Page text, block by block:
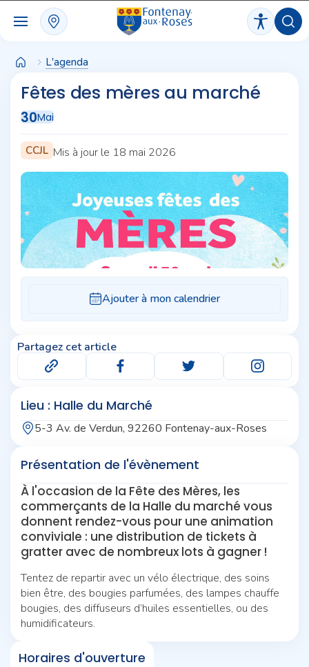
L'agenda
Fêtes des mères au marché
30Mai
CCJL Mis à jour le 18 mai 2026
Partagez cet article
Lieu : Halle du Marché
5-3 Av. de Verdun, 92260 Fontenay-aux-Roses
Présentation de l'évènement
À l'occasion de la Fête des Mères, les
commerçants de la Halle du marché vous
donnent rendez-vous pour une animation
conviviale : une distribution de tickets à
gratter avec de nombreux lots à gagner !
Tentez de repartir avec un vélo électrique, des soins
bien être, des bougies parfumées, des lampes chauffe
bougies, des diffuseurs d’huiles essentielles, ou des
humidificateurs.
Horaires d'ouverture
Panneau de gestion des cookies